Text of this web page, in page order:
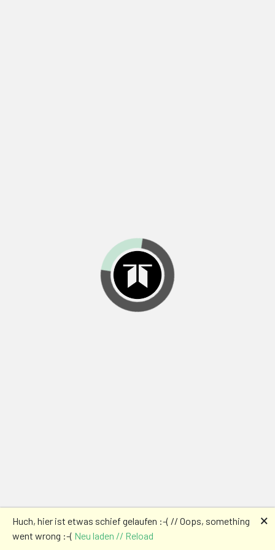
Huch, hier ist etwas schief gelaufen :-( // Oops, something
went wrong :-( Neu laden // Reload
🗙